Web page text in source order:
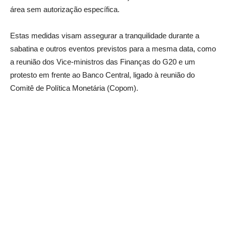
área sem autorização específica.
Estas medidas visam assegurar a tranquilidade durante a
sabatina e outros eventos previstos para a mesma data, como
a reunião dos Vice-ministros das Finanças do G20 e um
protesto em frente ao Banco Central, ligado à reunião do
Comitê de Política Monetária (Copom).